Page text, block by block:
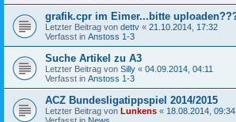
grafik.cpr im Eimer...bitte
Letzter Beitrag von dettv « 21.10.2014, 17:32
Verfasst in Anstoss 1-3
Suche Artikel zu A3
Letzter Beitrag von Silly « 04.09.2014, 04:11
Verfasst in Anstoss 1-3
ACZ Bundesligatippspiel 2014/2015
Letzter Beitrag von Lunkens « 18.08.2014, 09:34
Verfasst in News